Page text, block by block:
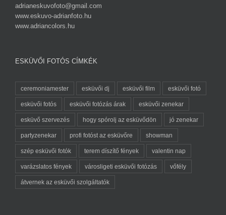
adrianeskuvofoto@gmail.com
www.eskuvo-adrianfoto.hu
www.adriancolors.hu
ESKÜVŐI FOTÓS CÍMKÉK
ceremoniamester esküvői dj esküvői film esküvői fotó
esküvői fotós esküvői fotózás árak esküvői zenekar
esküvő szervezés hogy spórolj az esküvődön jó zenekar
partyzenekar profi fotóst az esküvőre showman
szép esküvői fotók terem díszítő fények valentin nap
varázslatos fények városligeti esküvői fotózás vőfély
átvernek az esküvői szolgáltatók